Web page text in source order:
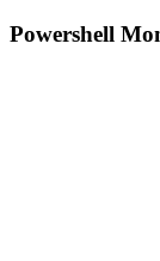
Powershell